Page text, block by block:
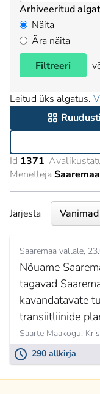
Arhiveeritud
Näita
Ära näita
Filtreeri
Leitud üks algatus.
Id 1371
Menetleja
Järjesta
Saaremaa vallale
Nõuame
tagavad
kavandatavate
transiitliinide
Saarte Maakogu,
290 allkirja